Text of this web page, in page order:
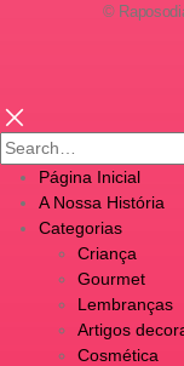
©
Página Inicial
A Nossa História
Categorias
Criança
Gourmet
Lembranças
Artigos
Cosmética